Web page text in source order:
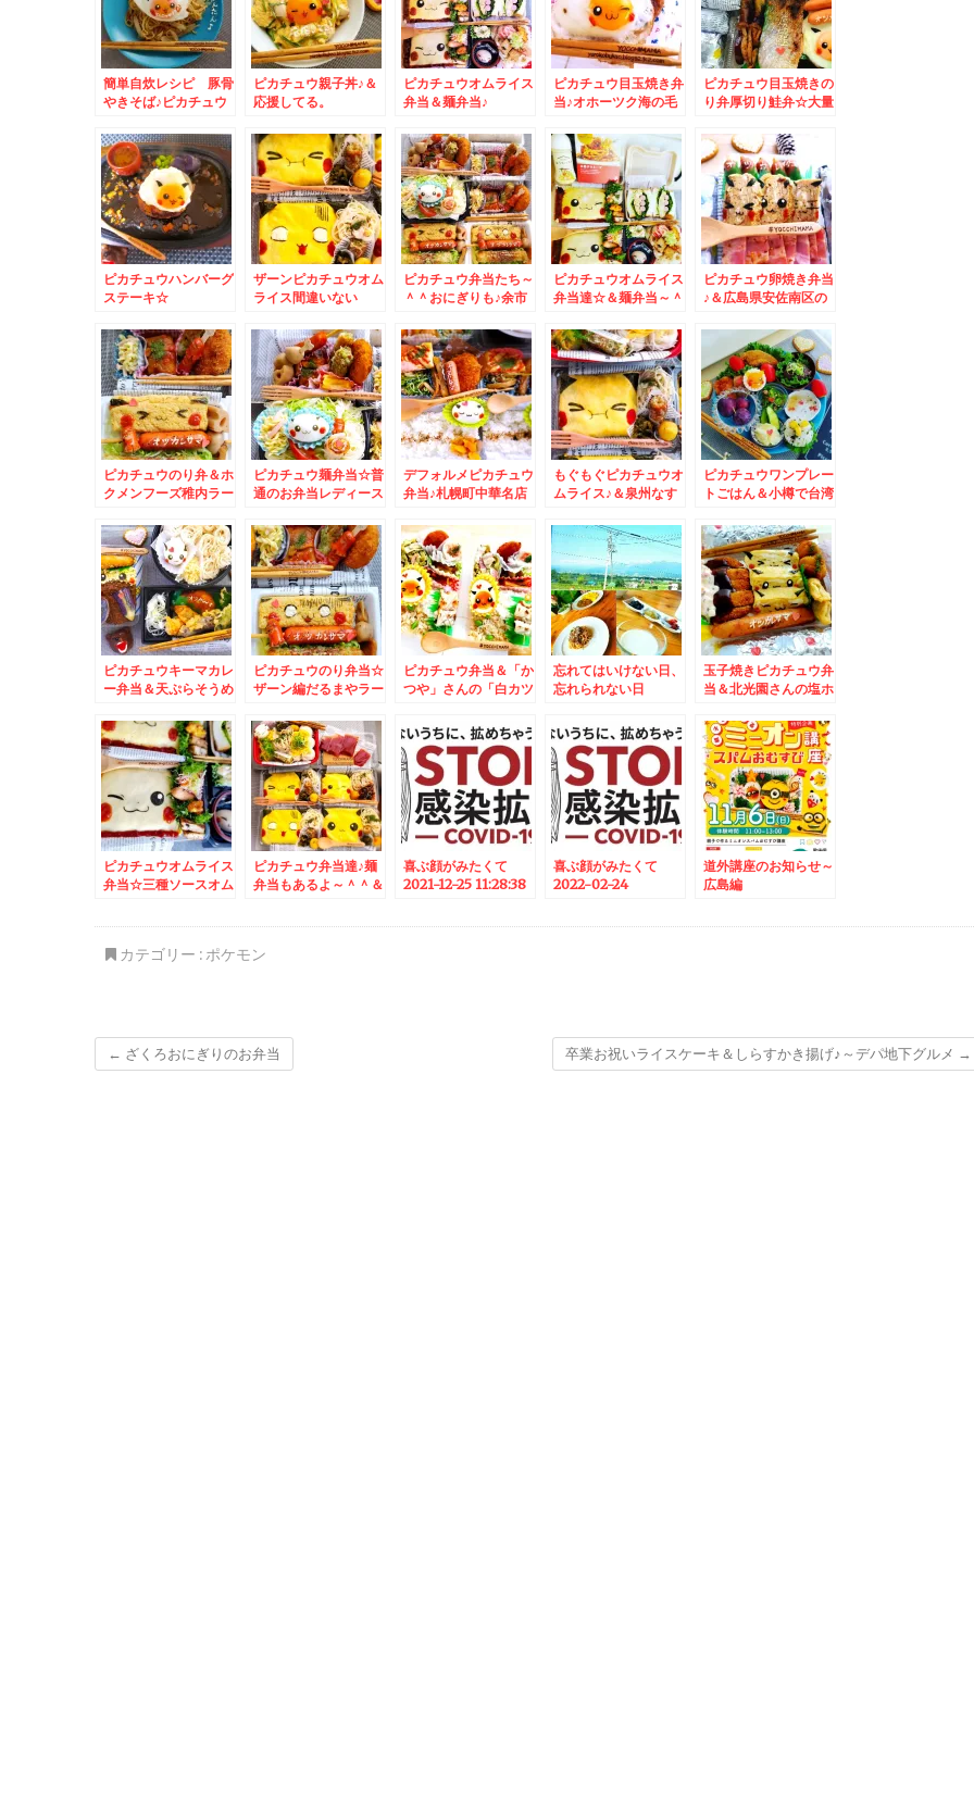
簡単自炊レシピ 豚骨
やきそば♪ピカチュウ
ピカチュウ親子丼♪＆
応援してる。
ピカチュウオムライス
弁当＆麺弁当♪
ピカチュウ目玉焼き弁
当♪オホーツク海の毛
´艸`*)
ピカチュウ目玉焼きの
り弁厚切り鮭弁☆大量
「みなとや」さん再び
♪
ピカチュウハンバーグ
ステーキ☆
ザーンピカチュウオム
ライス間違いない
の「みたらし団子」♪
ピカチュウ弁当たち～
＾＾おにぎりも♪余市
ぼ♪
ピカチュウオムライス
弁当達☆＆麺弁当～＾
ピカチュウ卵焼き弁当
♪＆広島県安佐南区の
美味しすぎる件
ピカチュウのり弁＆ホ
クメンフーズ稚内ラー
ピカチュウ麺弁当☆普
通のお弁当レディース
「寿司処 わさび」さ
んのかんぴょう巻き☆
デフォルメピカチュウ
弁当♪札幌町中華名店
肉
もぐもぐピカチュウオ
ムライス♪＆泉州なす
って美味しすぎる
～＾＾♪
ピカチュウワンプレー
トごはん＆小樽で台湾
ピカチュウキーマカレ
ー弁当＆天ぷらそうめ
さん「贅沢カズレーザ
ー４」
ピカチュウのり弁当☆
ザーン編だるまやラー
☆
ピカチュウ弁当＆「か
つや」さんの「白カツ
しかった件
忘れてはいけない日、
忘れられない日
玉子焼きピカチュウ弁
当＆北光園さんの塩ホ
スープが絶品すぎ
っ！！！
ピカチュウオムライス
弁当☆三種ソースオム
ピカチュウ弁当達♪麺
弁当もあるよ～＾＾＆
すぎる件♪大阪府和泉
喜ぶ顔がみたくて
2021-12-25 11:28:38
喜ぶ顔がみたくて
2022-02-24
道外講座のお知らせ～
広島編
カテゴリー : ポケモン
← ざくろおにぎりのお弁当 卒業お祝いライスケーキ＆しらすかき揚げ♪～デパ地下グルメ →